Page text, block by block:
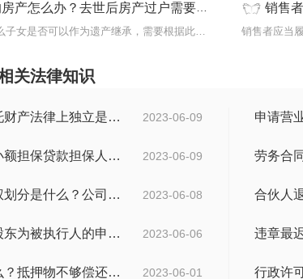
怎么办？去世后房产过户需要什么材料？
没有产权的房子，那么子女是否可以作为遗产继承，需要根据此房子所...
销售者
关法律知识
2023-06-09
天天观察：信托财产法律上独立是如何理解的？财产权信托的优点有什么？
2023-06-09
世界热头条丨小额担保贷款担保人有什么责任？保证合同应当有哪些内容？
2023-06-08
盗窃案件管辖权划分是什么？公司财物被盗的处理是报案吗？
2023-06-06
追加一人公司股东为被执行人的申请人不负举证责任吗？|每日看点
2023-06-01
抵押物是指什么？抵押物不够偿还债务怎么办？